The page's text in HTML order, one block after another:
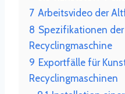
7 Arbeitsvideo der
8 Spezifikationen
Recyclingmaschine
9 Exportfälle für
Recyclingmaschinen